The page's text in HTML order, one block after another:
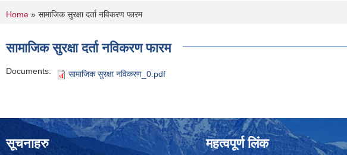
You are here
Home » सामाजिक सुरक्षा दर्ता नविकरण फारम
सामाजिक सुरक्षा दर्ता नविकरण फारम
Documents: सामाजिक सुरक्षा नविकरण_0.pdf
सूचनाहरु महत्वपूर्ण लिंक